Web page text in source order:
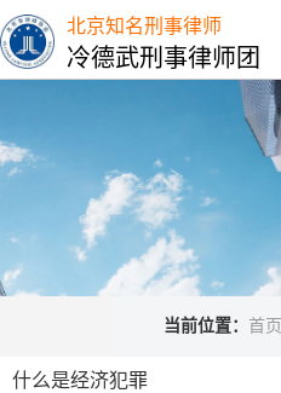
北京知名刑事律师
冷德武刑事律师团
当前位置： 首页
什么是经济犯罪